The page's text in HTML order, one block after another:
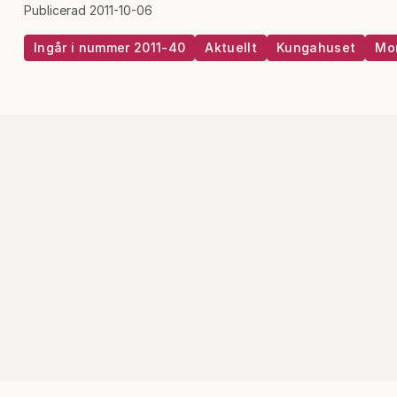
Publicerad 2011-10-06
Ingår i nummer 2011-40 Aktuellt Kungahuset